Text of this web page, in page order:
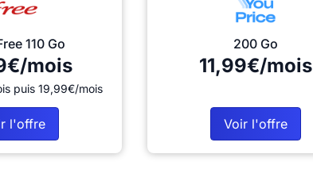
110 Go
mois
puis 19,99€/mois
l'offre
200 Go
11,99€/mois
Voir l'offre